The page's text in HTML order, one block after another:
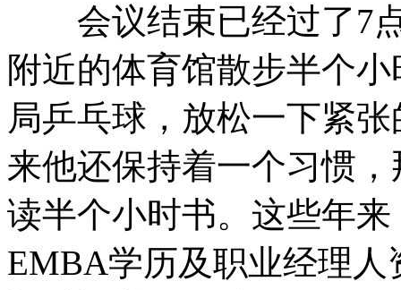
会议结束已经过了7点
附近的体育馆散步半个
局乒乓球，放松一下紧
来他还保持着一个习惯
读半个小时书。这些年
EMBA学历及职业经理